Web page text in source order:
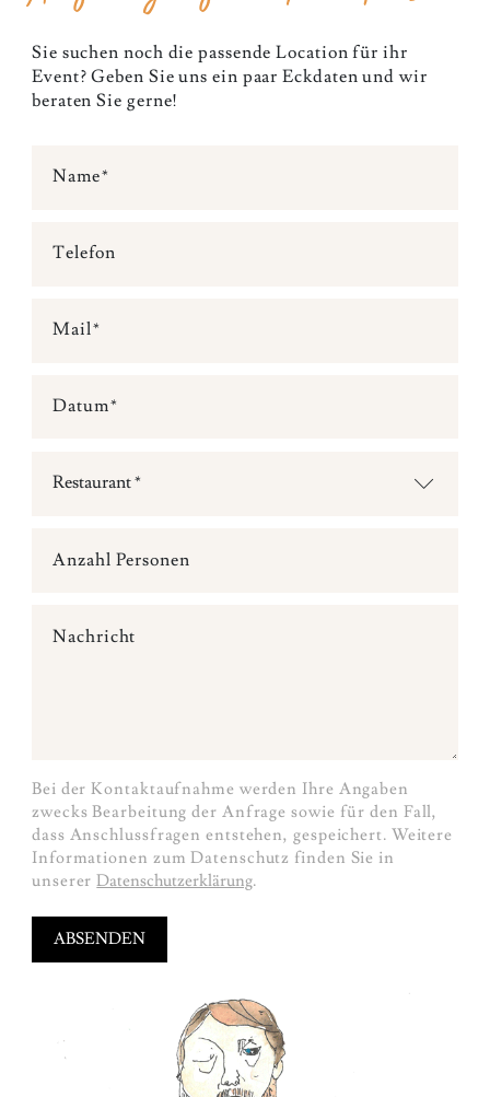
Sie suchen noch die passende Location für ihr
Event? Geben Sie uns ein paar Eckdaten und wir
beraten Sie gerne!
Name
Telefon
Mail
Datum
Anzahl Personen
Nachricht
Bei der Kontaktaufnahme werden Ihre Angaben
zwecks Bearbeitung der Anfrage sowie für den Fall,
dass Anschlussfragen entstehen, gespeichert. Weitere
Informationen zum Datenschutz finden Sie in
unsererDatenschutzerklärung.
ABSENDEN